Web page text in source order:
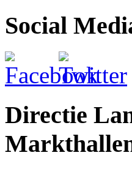
Social
Directie